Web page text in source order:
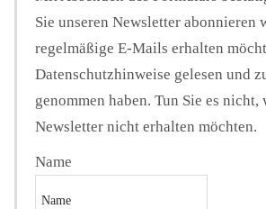
Sie unseren Newsletter abonnieren
regelmäßige E-Mails erhalten
Datenschutzhinweise gelesen und
genommen haben. Tun Sie es nicht,
Newsletter nicht erhalten möchten.
Name